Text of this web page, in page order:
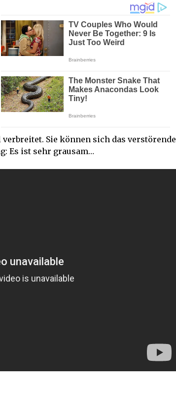
Sie können sich das verstörende
Es ist sehr grausam…